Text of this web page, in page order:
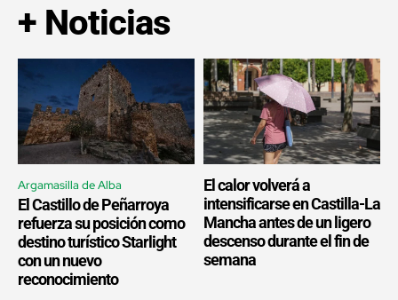
+ Noticias
Argamasilla de Alba
El Castillo de Peñarroya
refuerza su posición como
destino turístico Starlight
con un nuevo
reconocimiento
El calor volverá a
intensificarse en Castilla-La
Mancha antes de un ligero
descenso durante el fin de
semana